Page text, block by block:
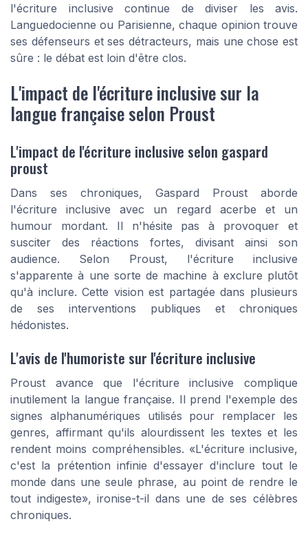
l'écriture inclusive continue de diviser les avis.
Languedocienne ou Parisienne, chaque opinion trouve
ses défenseurs et ses détracteurs, mais une chose est
sûre : le débat est loin d'être clos.
L'impact de l'écriture inclusive sur la
langue française selon Proust
L'impact de l'écriture inclusive selon gaspard
proust
Dans ses chroniques, Gaspard Proust aborde
l'écriture inclusive avec un regard acerbe et un
humour mordant. Il n'hésite pas à provoquer et
susciter des réactions fortes, divisant ainsi son
audience. Selon Proust, l'écriture inclusive
s'apparente à une sorte de machine à exclure plutôt
qu'à inclure. Cette vision est partagée dans plusieurs
de ses interventions publiques et chroniques
hédonistes.
L'avis de l'humoriste sur l'écriture inclusive
Proust avance que l'écriture inclusive complique
inutilement la langue française. Il prend l'exemple des
signes alphanumériques utilisés pour remplacer les
genres, affirmant qu'ils alourdissent les textes et les
rendent moins compréhensibles. «L'écriture inclusive,
c'est la prétention infinie d'essayer d'inclure tout le
monde dans une seule phrase, au point de rendre le
tout indigeste», ironise-t-il dans une de ses célèbres
chroniques.